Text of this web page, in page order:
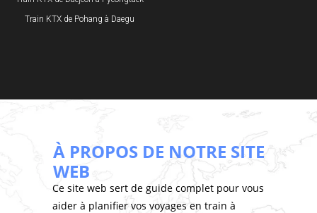
Train KTX de Pohang à Daegu
À PROPOS DE NOTRE SITE
WEB
Ce site web sert de guide complet pour vous
aider à planifier vos voyages en train à